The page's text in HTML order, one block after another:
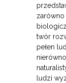
zarówno
twór
pełen
ludzi